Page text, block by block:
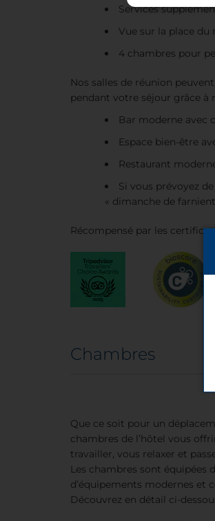
Services
Vue sur la place du
4 chambres pour
Nos salles de réunion
pendant votre séjour grâce à
Bar moderne avec
Espace bien-être
Restaurant
Si vous prévoyez
« dimanche de
Récompensé par les
Chambres
Que ce soit pour un
chambres de l’hôtel vous
travailler, vous relaxer et
Les chambres sont équipées
d’équipements modernes et
Découvrez en détail ci-